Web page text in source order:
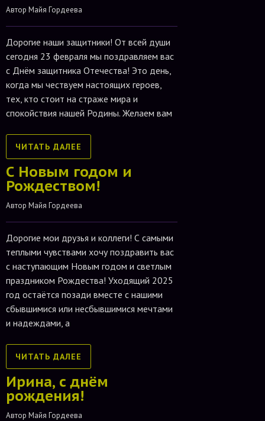
Автор Майя Гордеева
Дорогие наши защитники! От всей души
сегодня 23 февраля мы поздравляем вас
с Днём защитника Отечества! Это день,
когда мы чествуем настоящих героев,
тех, кто стоит на страже мира и
спокойствия нашей Родины. Желаем вам
ЧИТАТЬ ДАЛЕЕ
С Новым годом и
Рождеством!
Автор Майя Гордеева
Дорогие мои друзья и коллеги! С самыми
теплыми чувствами хочу поздравить вас
с наступающим Новым годом и светлым
праздником Рождества! Уходящий 2025
год остаётся позади вместе с нашими
сбывшимися или несбывшимися мечтами
и надеждами, а
ЧИТАТЬ ДАЛЕЕ
Ирина, с днём
рождения!
Автор Майя Гордеева